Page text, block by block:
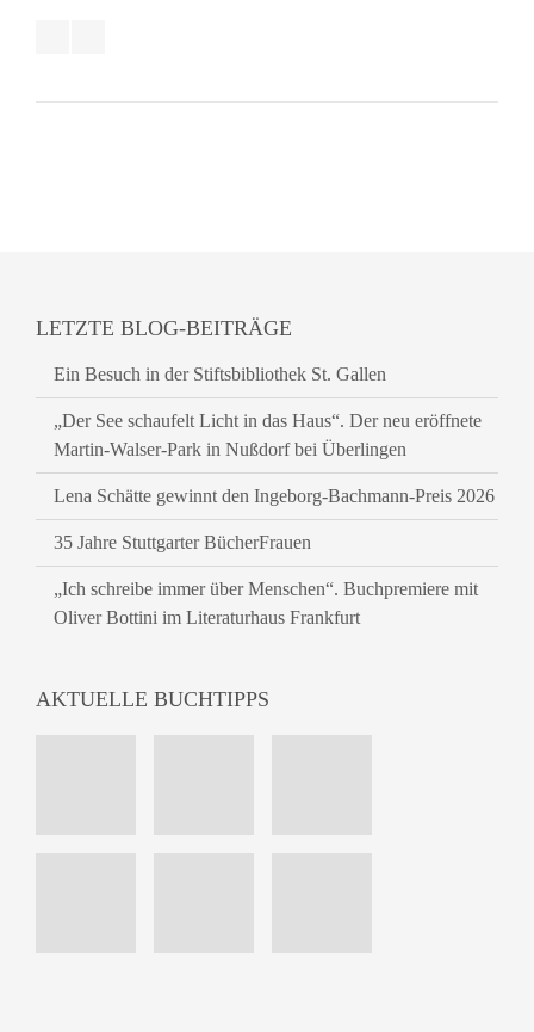
LETZTE BLOG-BEITRÄGE
Ein Besuch in der Stiftsbibliothek St. Gallen
„Der See schaufelt Licht in das Haus“. Der neu eröffnete
Martin-Walser-Park in Nußdorf bei Überlingen
Lena Schätte gewinnt den Ingeborg-Bachmann-Preis 2026
35 Jahre Stuttgarter BücherFrauen
„Ich schreibe immer über Menschen“. Buchpremiere mit
Oliver Bottini im Literaturhaus Frankfurt
AKTUELLE BUCHTIPPS